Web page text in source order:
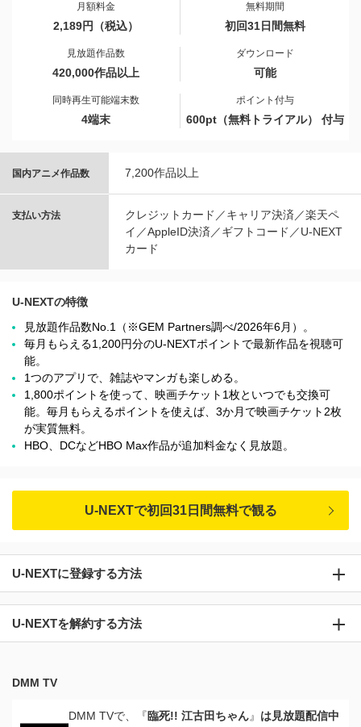
月額料金
2,189円（税込）
無料期間
初回31日間無料
見放題作品数
420,000作品以上
ダウンロード
可能
同時再生可能端末数
4端末
ポイント付与
600pt（無料トライアル） 付与
国内アニメ作品数 7,200作品以上
支払い方法
クレジットカード／キャリア決済／楽天ペ
イ／AppleID決済／ギフトコード／U-NEXT
カード
U-NEXTの特徴
見放題作品数No.1（※GEM Partners調べ/2026年6⽉）。
毎月もらえる1,200円分のU-NEXTポイントで最新作品を視聴可
能。
1つのアプリで、雑誌やマンガも楽しめる。
1,800ポイントを使って、映画チケット1枚といつでも交換可
能。毎月もらえるポイントを使えば、3か月で映画チケット2枚
が実質無料。
HBO、DCなどHBO Max作品が追加料金なく見放題。
U-NEXTで初回31日間無料で観る
U-NEXTに登録する方法
U-NEXTを解約する方法
DMM TV
DMM TVで、『臨死!! 江古田ちゃん』 は見放題配信中